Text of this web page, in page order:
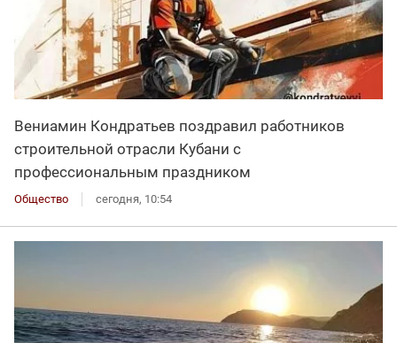
Вениамин Кондратьев поздравил работников
строительной отрасли Кубани с
профессиональным праздником
Общество сегодня, 10:54